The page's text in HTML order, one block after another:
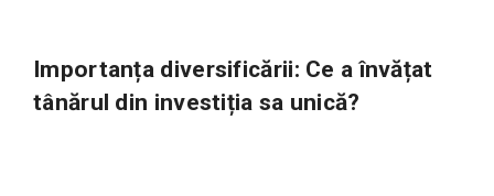
Importanța diversificării: Ce a învățat
tânărul din investiția sa unică?